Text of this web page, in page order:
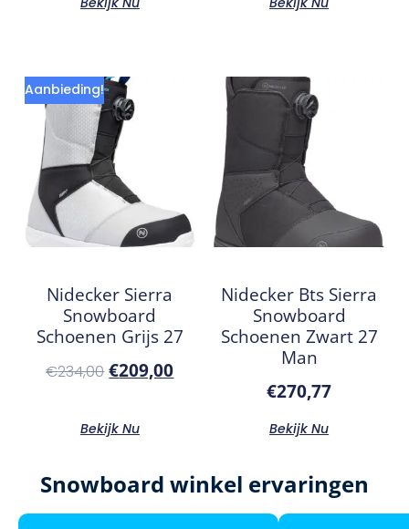
Aanbieding!
Nidecker Sierra
Snowboard
Schoenen Grijs 27
€234,00 €209,00
Bekijk Nu
Nidecker Bts Sierra
Snowboard
Schoenen Zwart 27
Man
€270,77
Bekijk Nu
Snowboard winkel ervaringen